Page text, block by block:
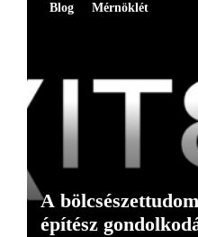
Blog Mérnöklét
A
építész